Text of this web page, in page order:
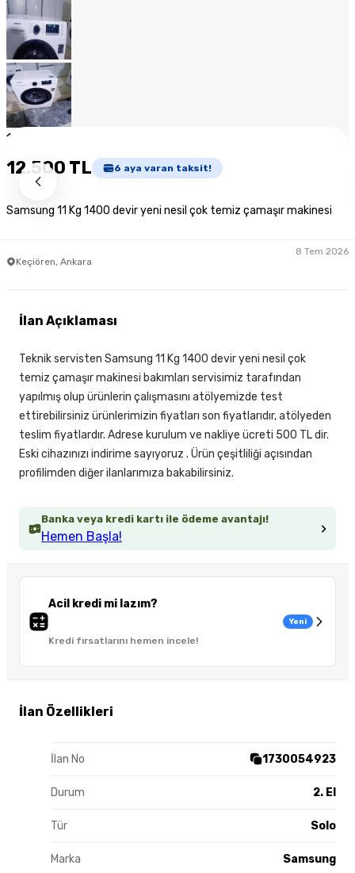
1
12.500 TL 6 aya varan taksit!
Samsung 11 Kg 1400 devir yeni nesil çok temiz çamaşır makinesi
Keçiören, Ankara
8 Tem 2026
Banka veya kredi kartı ile ödeme avantajı!
Hemen Başla!
Acil kredi mi lazım?
Kredi fırsatlarını hemen incele!
Yeni
İlan Özellikleri
İlan No 1730054923
Durum 2. El
Tür Solo
Marka Samsung
İlan Açıklaması
Teknik servisten Samsung 11 Kg 1400 devir yeni nesil çok
temiz çamaşır makinesi bakımları servisimiz tarafından
yapılmış olup ürünlerin çalışmasını atölyemizde test
ettirebilirsiniz ürünlerimizin fiyatları son fiyatlarıdır, atölyeden
teslim fiyatlardır. Adrese kurulum ve nakliye ücreti 500 TL dir.
Eski cihazınızı indirime sayıyoruz . Ürün çeşitliliği açısından
profilimden diğer ilanlarımıza bakabilirsiniz.